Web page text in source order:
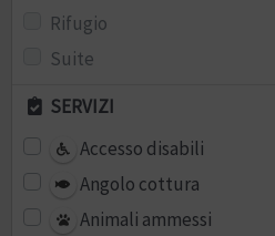
Rifugio
Suite
SERVIZI
Accesso disabili
Angolo cottura
Animali ammessi